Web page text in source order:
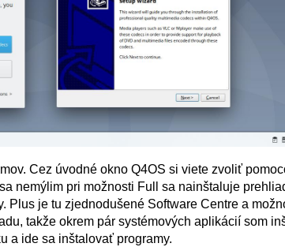
Cez úvodné okno Q4OS si viete zvoliť
nemýlim pri možnosti Full sa nainštaluje
Plus je tu zjednodušené Software Centre a
takže okrem pár systémových aplikácií som
a ide sa inštalovať programy.